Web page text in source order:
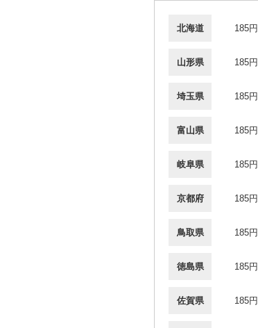
北海道 185円
山形県 185円
埼玉県 185円
富山県 185円
岐阜県 185円
京都府 185円
鳥取県 185円
徳島県 185円
佐賀県 185円